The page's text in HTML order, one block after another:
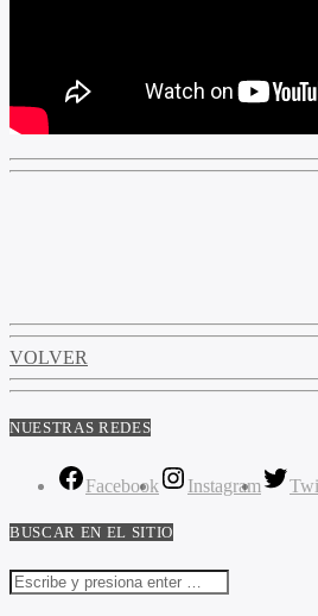
VOLVER
NUESTRAS REDES
Facebook Instagram
BUSCAR EN EL SITIO